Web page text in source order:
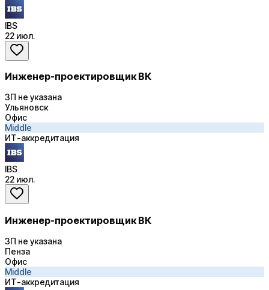
IBS
22 июл.
Инженер-проектировщик ВК
ЗП не указана
Ульяновск
Офис
Middle
ИТ-аккредитация
IBS
22 июл.
Инженер-проектировщик ВК
ЗП не указана
Пенза
Офис
Middle
ИТ-аккредитация